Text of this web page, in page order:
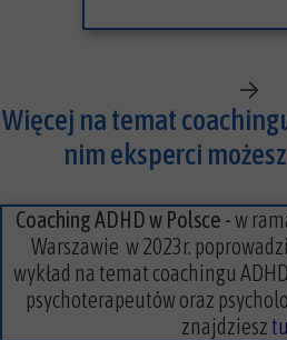
Więcej na temat
nim eksperci
Coaching ADHD w Polsce -w
Warszawie w 2023r.
wykład na temat coachingu
psychoterapeutów oraz
znajdziesz